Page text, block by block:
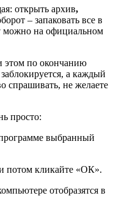
открыть архив,
– запаковать все в
можно на официальном
этом по окончанию
а каждый
спрашивать, не желаете
просто:
выбранный
потом кликайте «ОК».
отобразятся в